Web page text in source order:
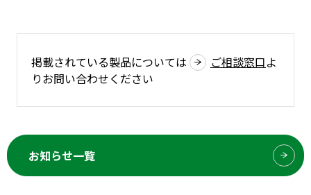
掲載されている製品については ご相談窓口よ
りお問い合わせください
お知らせ一覧